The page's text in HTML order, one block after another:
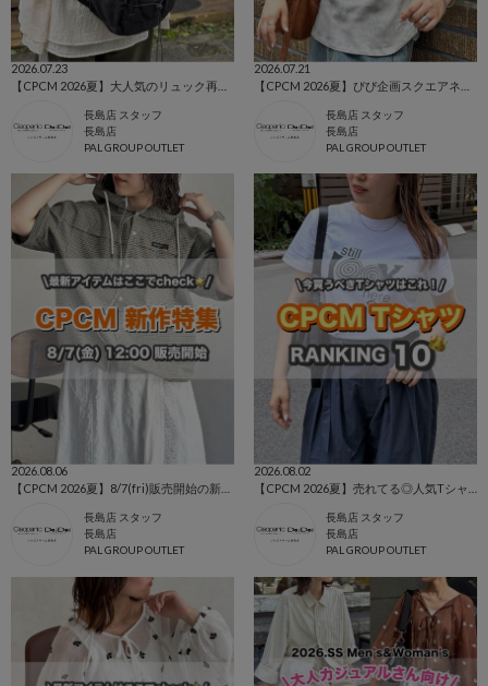
2026.07.23
長島店 スタッフ
長島店
PAL GROUP OUTLET
2026.07.21
長島店 スタッフ
長島店
PAL GROUP OUTLET
2026.08.06
長島店 スタッフ
長島店
PAL GROUP OUTLET
2026.08.02
長島店 スタッフ
長島店
PAL GROUP OUTLET